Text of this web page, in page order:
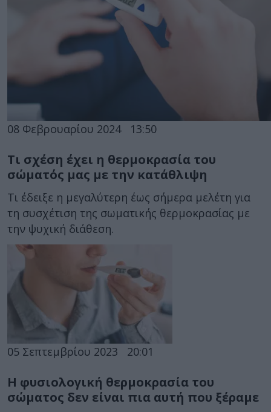
08 Φεβρουαρίου 2024 13:50
Τι σχέση έχει η θερμοκρασία του
σώματός μας με την κατάθλιψη
Τι έδειξε η μεγαλύτερη έως σήμερα μελέτη για
τη συσχέτιση της σωματικής θερμοκρασίας με
την ψυχική διάθεση.
05 Σεπτεμβρίου 2023 20:01
Η φυσιολογική θερμοκρασία του
σώματος δεν είναι πια αυτή που ξέραμε